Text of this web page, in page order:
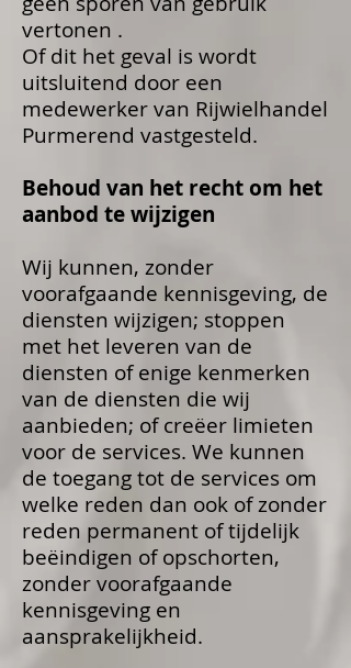
vertonen .
Of dit het geval is wordt
uitsluitend door een
medewerker van Rijwielhandel
Purmerend vastgesteld.
Behoud van het recht om het
aanbod te wijzigen
Wij kunnen, zonder
voorafgaande kennisgeving, de
diensten wijzigen; stoppen
met het leveren van de
diensten of enige kenmerken
van de diensten die wij
aanbieden; of creëer limieten
voor de services. We kunnen
de toegang tot de services om
welke reden dan ook of zonder
reden permanent of tijdelijk
beëindigen of opschorten,
zonder voorafgaande
kennisgeving en
aansprakelijkheid.